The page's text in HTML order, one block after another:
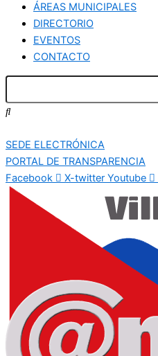
ÁREAS MUNICIPALES
DIRECTORIO
EVENTOS
CONTACTO
SEDE ELECTRÓNICA
PORTAL DE TRANSPARENCIA
Facebook
X-twitter Youtube